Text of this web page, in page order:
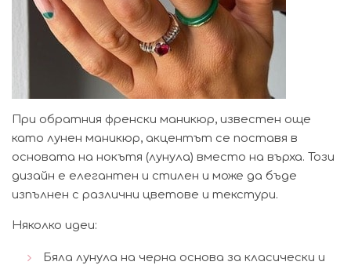
При обратния френски маникюр, известен още
като лунен маникюр, акцентът се поставя в
основата на нокътя (лунула) вместо на върха. Този
дизайн е елегантен и стилен и може да бъде
изпълнен с различни цветове и текстури.
Няколко идеи:
Бяла лунула на черна основа за класически и